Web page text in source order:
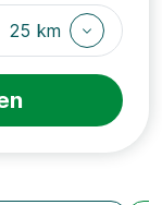
25 km